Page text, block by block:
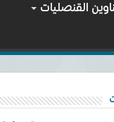
القنصليات